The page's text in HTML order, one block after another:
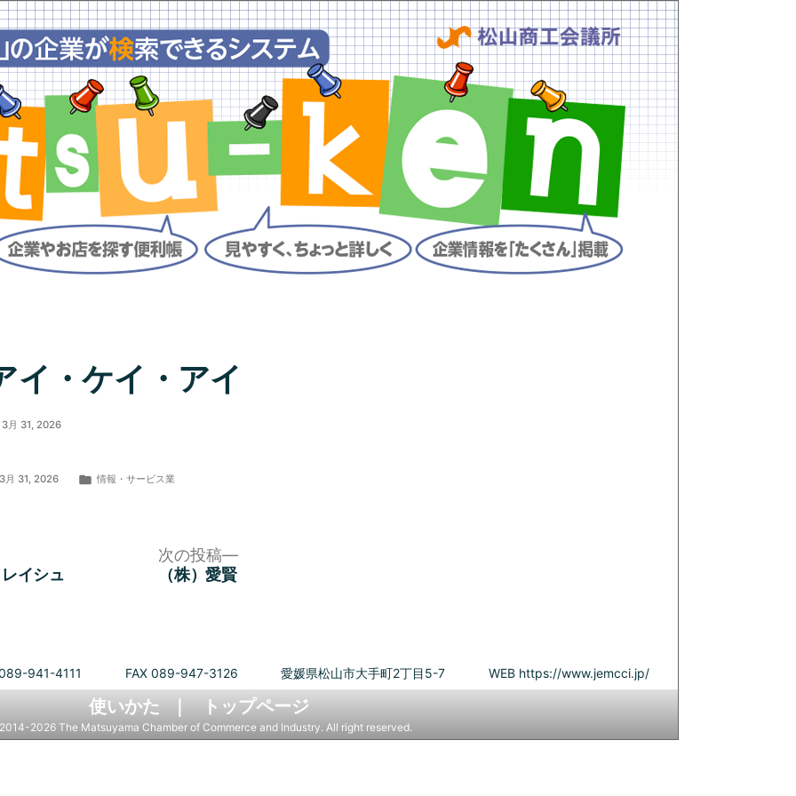
イ・ケイ・アイ
3月 31, 2026
月 31, 2026
カ
情報・サービス業
イシュ
次の投稿
次
（株）愛賢
941-4111 FAX 089-947-3126 愛媛県松山市大手町2丁目5-7 WEB https://www.jemcci.jp/
使いかた トップページ
2026 The Matsuyama Chamber of Commerce and Industry. All right reserved.